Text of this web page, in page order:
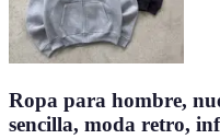
Ropa para hombre,
sencilla, moda retro,